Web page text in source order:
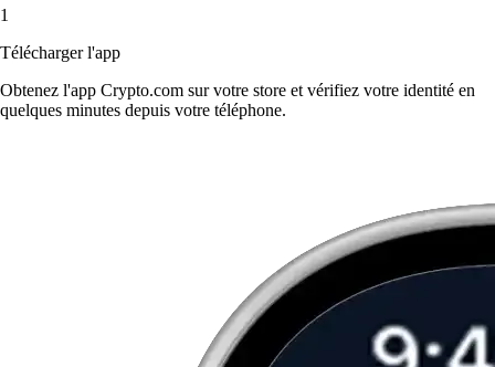
1
Télécharger l'app
Obtenez l'app Crypto.com sur votre store et vérifiez votre identité en
quelques minutes depuis votre téléphone.